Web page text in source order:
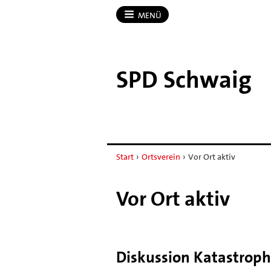
MENÜ
SPD Schwaig
Start › Ortsverein › Vor Ort aktiv
Vor Ort aktiv
Diskussion